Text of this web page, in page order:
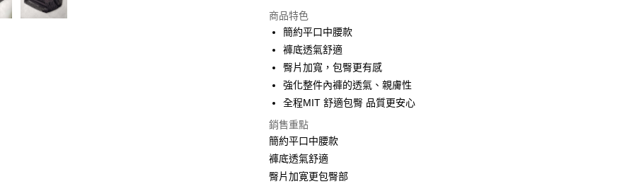
Apple Pay
ATM付款
運送方式
全家取貨付款
每筆NT$60，滿NT$999(含以上)免運費
付款後全家取貨
商品特色
簡約平口中腰款
褲底透氣舒適
臀片加寬，包臀更有感
強化整件內褲的透氣、親膚性
全程MIT 舒適包臀 品質更安心
銷售重點
簡約平口中腰款
褲底透氣舒適
臀片加寛更包臀部